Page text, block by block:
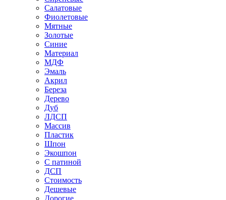
Салатовые
Фиолетовые
Мятные
Золотые
Синие
Материал
МДФ
Эмаль
Акрил
Береза
Дерево
Дуб
ЛДСП
Массив
Пластик
Шпон
Экошпон
С патиной
ДСП
Стоимость
Дешевые
Дорогие